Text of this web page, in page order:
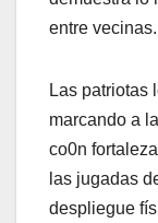
entre vecinas.
Las patriotas
marcando a
co0n
las jugadas
despliegue